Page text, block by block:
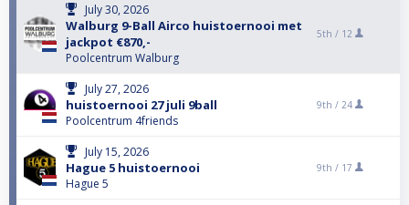
July 30, 2026
Walburg 9-Ball Airco huistoernooi met
jackpot €870,-
Poolcentrum Walburg
5th / 12
July 27, 2026
huistoernooi 27 juli 9ball
Poolcentrum 4friends
9th / 24
July 15, 2026
Hague 5 huistoernooi
Hague 5
9th / 17